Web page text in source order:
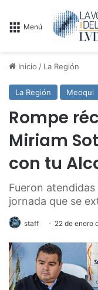
Menú
Inicio / La Región
La Región Meoqui
Rompe
Miriam
con tu
Fueron
jornada que se
staff 22 de enero